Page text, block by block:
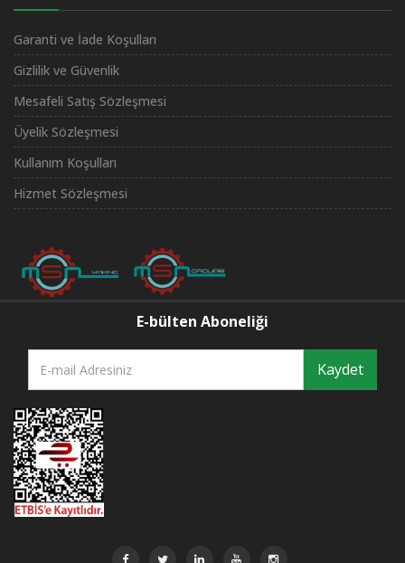
Garanti ve İade Koşulları
Gizlilik ve Güvenlik
Mesafeli Satış Sözleşmesi
Üyelik Sözleşmesi
Kullanım Koşulları
Hizmet Sözleşmesi
E-bülten Aboneliği
Kaydet